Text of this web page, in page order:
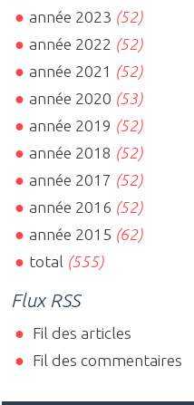
année 2023 (52)
année 2022 (52)
année 2021 (52)
année 2020 (53)
année 2019 (52)
année 2018 (52)
année 2017 (52)
année 2016 (52)
année 2015 (62)
total (555)
Flux RSS
Fil des articles
Fil des commentaires